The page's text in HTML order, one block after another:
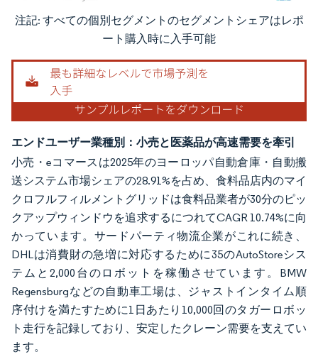
画像 © Mordor Intelligence。再利用にはCC BY 4.0の表示が必要です。
注記: すべての個別セグメントのセグメントシェアはレポ
ート購入時に入手可能
エンドユーザー業種別：小売と医薬品が高速需要を牽引
小売・eコマースは2025年のヨーロッパ自動倉庫・自動搬
送システム市場シェアの28.91%を占め、食料品店内のマイ
クロフルフィルメントグリッドは食料品業者が30分のピッ
クアップウィンドウを追求するにつれてCAGR 10.74%に向
かっています。サードパーティ物流企業がこれに続き、
DHLは消費財の急増に対応するために35のAutoStoreシス
テムと2,000台のロボットを稼働させています。BMW
Regensburgなどの自動車工場は、ジャストインタイム順
序付けを満たすために1日あたり10,000回のタガーロボッ
ト走行を記録しており、安定したクレーン需要を支えてい
ます。